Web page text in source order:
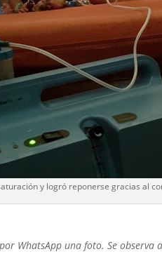
y logró reponerse gracias al
WhatsApp una foto. Se